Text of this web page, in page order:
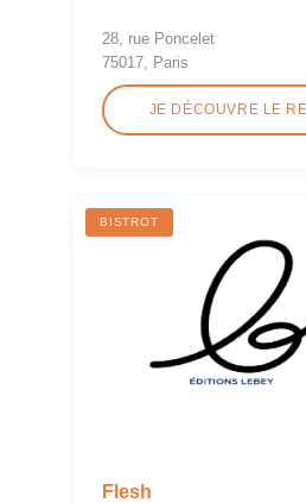
28, rue Poncelet
75017, Paris
JE DÉCOUVRE LE
BISTROT
Flesh